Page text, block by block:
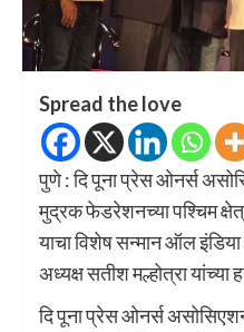
Spread the love
पुणे : दि पूना प्रेस ओनर्स
मुद्रक फेडरेशनच्या पश्चिम
याचा विशेष सन्मान ऑल
अध्यक्ष सतीश मल्होत्रा
दि पूना प्रेस ओनर्स